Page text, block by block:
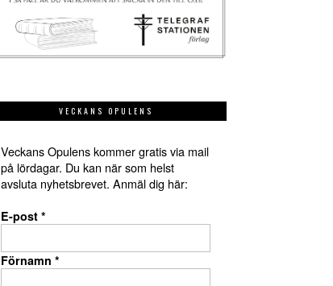
VECKANS OPULENS
Veckans Opulens kommer gratis via mail
på lördagar. Du kan när som helst
avsluta nyhetsbrevet. Anmäl dig här:
E-post *
Förnamn *